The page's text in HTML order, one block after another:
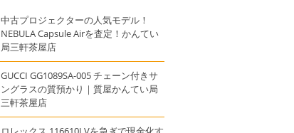
中古プロジェクターの人気モデル！
NEBULA Capsule Airを査定！かんてい
局三軒茶屋店
GUCCI GG1089SA-005 チェーン付きサ
ングラスの質預かり｜質屋かんてい局
三軒茶屋店